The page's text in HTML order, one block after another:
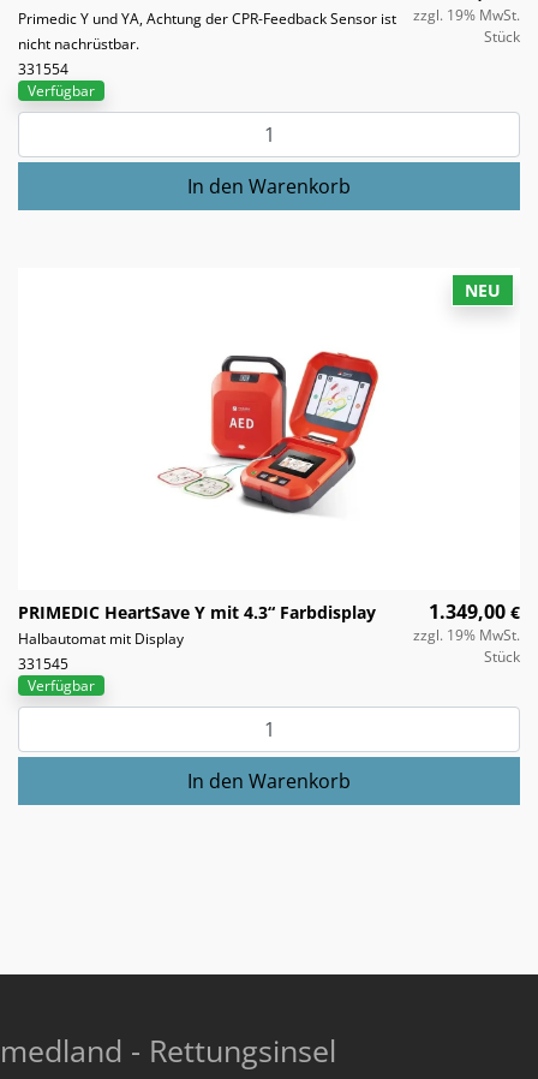
Primedic Y und YA, Achtung der CPR-Feedback Sensor ist
nicht nachrüstbar.
331554
zzgl. 19% MwSt.
Stück
Verfügbar
NEU
PRIMEDIC HeartSave Y mit 4.3“ Farbdisplay
Halbautomat mit Display
331545
1.349,00 €
zzgl. 19% MwSt.
Stück
Verfügbar
medland - Rettungsinsel